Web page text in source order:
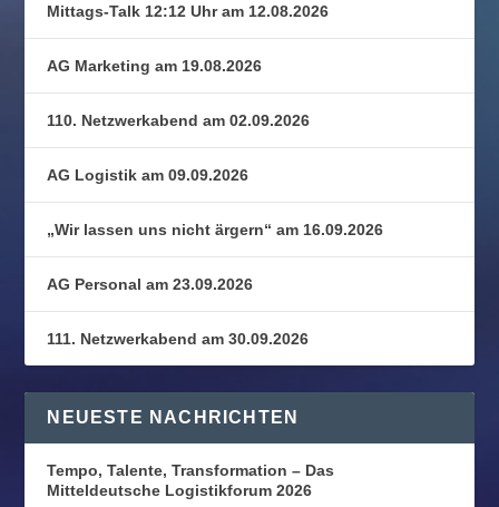
Mittags-Talk 12:12 Uhr am 12.08.2026
AG Marketing am 19.08.2026
110. Netzwerkabend am 02.09.2026
AG Logistik am 09.09.2026
„Wir lassen uns nicht ärgern“ am 16.09.2026
AG Personal am 23.09.2026
111. Netzwerkabend am 30.09.2026
NEUESTE NACHRICHTEN
Tempo, Talente, Transformation – Das
Mitteldeutsche Logistikforum 2026